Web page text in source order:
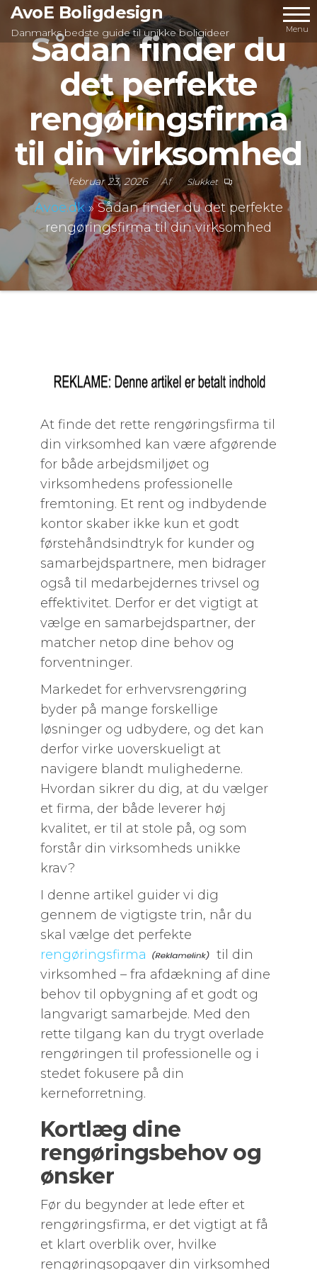
Videre
indhold
AvoE Boligdesign
Danmarks bedste guide til unikke boligideer Menu
Sådan finder du
det perfekte
rengøringsfirma
til din virksomhed
februar 23, 2026 Af Slukket
Avoe.dk»Sådan finder du det perfekte
rengøringsfirma til din virksomhed
At finde det rette rengøringsfirma til
din virksomhed kan være afgørende
for både arbejdsmiljøet og
virksomhedens professionelle
fremtoning. Et rent og indbydende
kontor skaber ikke kun et godt
førstehåndsindtryk for kunder og
samarbejdspartnere, men bidrager
også til medarbejdernes trivsel og
effektivitet. Derfor er det vigtigt at
vælge en samarbejdspartner, der
matcher netop dine behov og
forventninger.
Markedet for erhvervsrengøring
byder på mange forskellige
løsninger og udbydere, og det kan
derfor virke uoverskueligt at
navigere blandt mulighederne.
Hvordan sikrer du dig, at du vælger
et firma, der både leverer høj
kvalitet, er til at stole på, og som
forstår din virksomheds unikke
krav?
I denne artikel guider vi dig
gennem de vigtigste trin, når du
skal vælge det perfekte
rengøringsfirma
til din
virksomhed – fra afdækning af dine
behov til opbygning af et godt og
langvarigt samarbejde. Med den
rette tilgang kan du trygt overlade
rengøringen til professionelle og i
stedet fokusere på din
kerneforretning.
Kortlæg dine
rengøringsbehov og
ønsker
Før du begynder at lede efter et
rengøringsfirma, er det vigtigt at få
et klart overblik over, hvilke
rengøringsopgaver din virksomhed